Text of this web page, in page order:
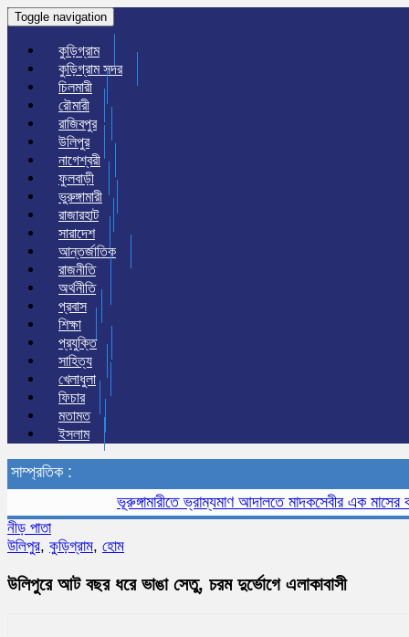
Toggle navigation
কুড়িগ্রাম
কুড়িগ্রাম সদর
চিলমারী
রৌমারী
রাজিবপুর
উলিপুর
নাগেশ্বরী
ফুলবাড়ী
ভুরুঙ্গামারী
রাজারহাট
সারাদেশ
আন্তর্জাতিক
রাজনীতি
অর্থনীতি
প্রবাস
শিক্ষা
প্রযুক্তি
সাহিত্য
খেলাধুলা
ফিচার
মতামত
ইসলাম
সাম্প্রতিক :
ভূরুঙ্গামারীতে ভ্রাম্যমাণ আদালতে মাদকসেবীর এক মাসের
নীড় পাতা
উলিপুর, কুড়িগ্রাম, হোম
উলিপুরে আট বছর ধরে ভাঙা সেতু, চরম দুর্ভোগে এলাকাবাসী